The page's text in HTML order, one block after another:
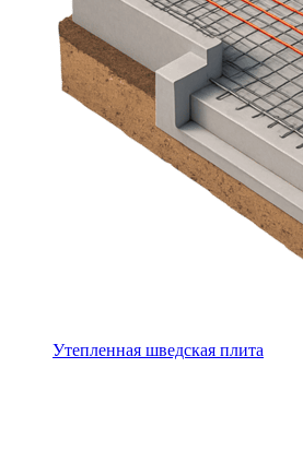
Утепленная шведская плита